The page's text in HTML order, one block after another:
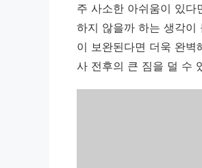
주 사소한 아쉬움이 있
하지 않을까 하는 생각이
이 보완된다면 더욱 완벽
사 전후의 큰 짐을 덜 수